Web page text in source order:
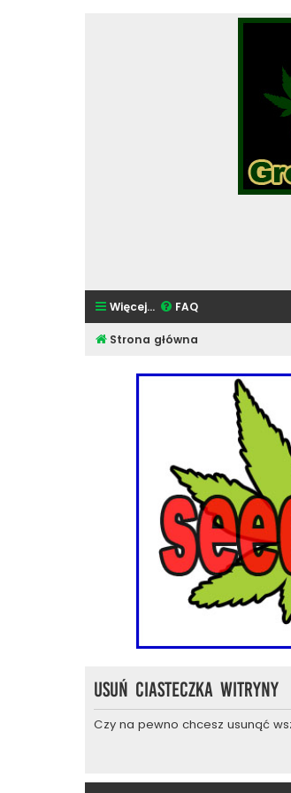
Więcej… FAQ
Strona główna
Usuń ciasteczka witryny
Czy na pewno chcesz usunąć